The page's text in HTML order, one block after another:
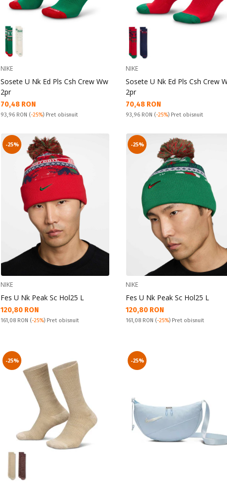
NIKE
Sosete U Nk Ed Pls Csh Crew Ww
2pr
Текуща цена:
70,48 RON
Pret obisnuit:
93,96 RON (-25%) Pret obisnuit
NIKE
Sosete U Nk Ed Pls Csh Crew
2pr
Текуща цена:
70,48 RON
Pret obisnuit:
93,96 RON (-25%) Pret obisnuit
-25%
NIKE
Fes U Nk Peak Sc Hol25 L
Текуща цена:
120,80 RON
Pret obisnuit:
161,08 RON (-25%) Pret obisnuit
-25%
NIKE
Fes U Nk Peak Sc Hol25 L
Текуща цена:
120,80 RON
Pret obisnuit:
161,08 RON (-25%) Pret obisnuit
-25% -25%